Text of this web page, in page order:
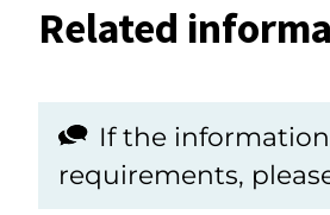
Related
If the
requirements,